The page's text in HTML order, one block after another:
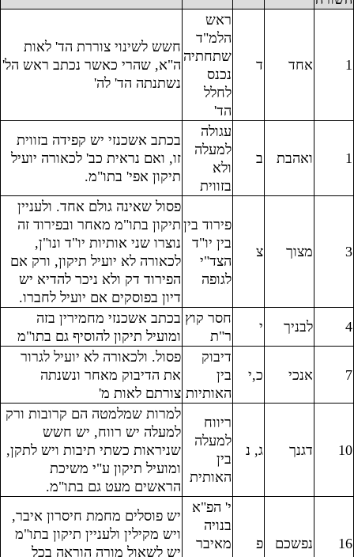
1 אחד ד
ראש
הלמ"ד
שתחתיה
נכנס
לחלל
הד'
חשש לשינוי צוררת הד' לאות
ה"א, שהרי כאשר נכתב ראש הל'
נשתנתה הד' לה'
1 ואהבת ב
עגולה
למעלה
ולא
בזווית
בכתב אשכנזי יש קפידה בזווית
זו, ואם נראית כב' לכאורה יועיל
תיקון אפי' בתו"מ.
3 מצוך צ
פירוד בין
בין יו"ד
הצד"י
לגופה
פסול שאינה גולם אחד. ולעניין
תיקון בתו"מ מאחר ובפירוד זה
נוצרו שני אותיות יו"ד ונו"ן,
לכאורה לא יועיל תיקון, ורק אם
הפירוד דק ולא ניכר להדיא יש
דיון בפוסקים אם יועיל לחברו.
4
לבניך י
חסר קוץ
ר"ת
בכתב אשכנזי מחמירין בזה
ומועיל תיקון להוסיף גם בתו"מ
7 אנכי כ,י
דיבוק
בין
האותיות
פסול. ולכאורה לא יועיל לגרור
את הדיבוק מאחר ונשנתה
צורתם לאות מ'
10 דגנך ג, נ
ריווח
למעלה
בין
האותית
למרות שמלמטה הם קרובות ורק
למעלה יש רווח, יש חשש
שניראות כשתי תיבות ויש לתקן,
ומועיל תיקון ע"י משיכת
הראשים מעט גם בתו"מ.
16 נפשכם פ
י' הפ"א
בנויה
מאיבר
יש פוסלים מחמת חיסרון איבר,
ויש מקילין ולעניין תיקון בתו"מ
יש לשאול מורה הוראה בכל